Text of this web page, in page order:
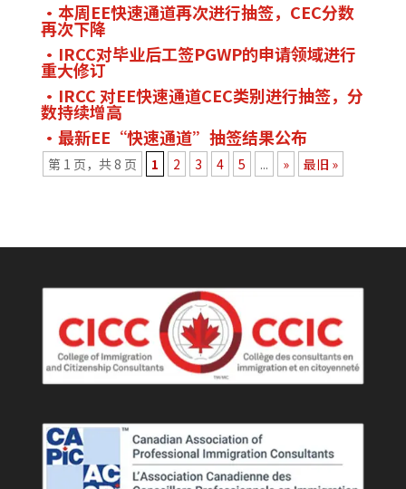
本周EE快速通道再次进行抽签，CEC分数
再次下降
IRCC对毕业后工签PGWP的申请领域进行
重大修订
IRCC 对EE快速通道CEC类别进行抽签，分
数持续增高
最新EE“快速通道”抽签结果公布
第 1 页，共 8 页 1 2 3 4 5 ... » 最旧 »